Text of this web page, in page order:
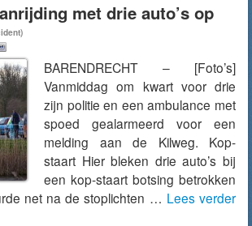
met drie auto’s op
BARENDRECHT – [Foto’s]
Vanmiddag om kwart voor drie
zijn politie en een ambulance met
spoed gealarmeerd voor een
melding aan de Kilweg. Kop-
staart Hier bleken drie auto’s bij
een kop-staart botsing betrokken
net na de stoplichten … Lees verder